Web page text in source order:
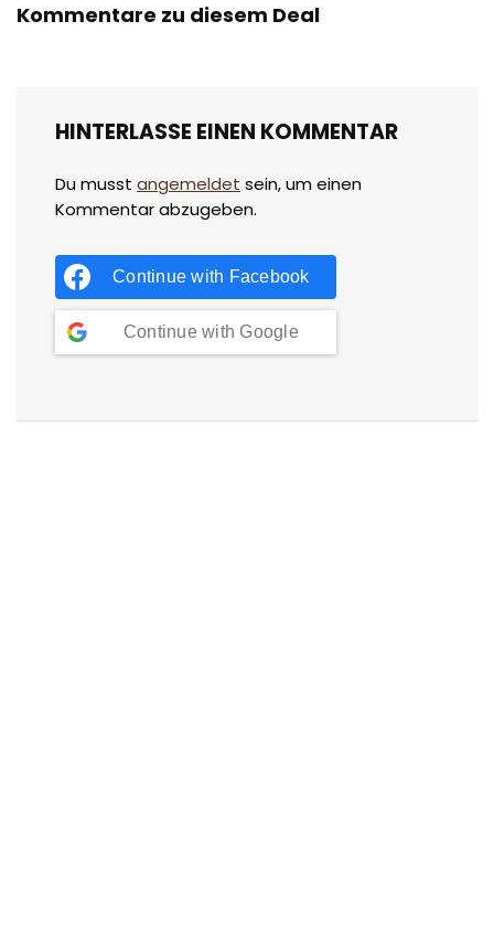
Kommentare zu diesem Deal
HINTERLASSE EINEN KOMMENTAR
Du musst angemeldet sein, um einen
Kommentar abzugeben.
Continue with Facebook
Continue with Google